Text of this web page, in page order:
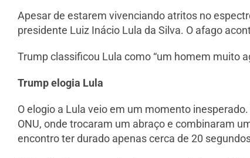
Apesar de estarem vivenciando atritos no
presidente Luiz Inácio Lula da Silva. O afago
Trump classificou Lula como “um homem muito
Trump elogia Lula
O elogio a Lula veio em um momento
ONU, onde trocaram um abraço e combinaram
encontro ter durado apenas cerca de 20